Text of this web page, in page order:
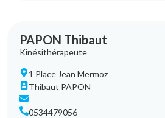
PAPON Thibaut
Kinésithérapeute
1 Place Jean Mermoz
Thibaut PAPON
0534479056